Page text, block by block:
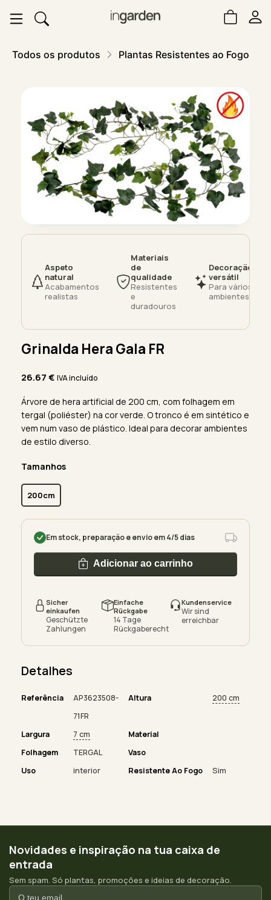
Todos os produtos Plantas Resistentes ao Fogo
Aspeto
natural
Acabamentos
realistas
Materiais
de
qualidade
Resistentes
e
duradouros
Decoração
versátil
Para vários
ambientes
Grinalda Hera Gala FR
26.67€ IVA incluído
Árvore de hera artificial de 200 cm, com folhagem em
tergal (poliéster) na cor verde. O tronco é em sintético e
vem num vaso de plástico. Ideal para decorar ambientes
de estilo diverso.
Tamanhos
200cm
Em stock, preparação e envio em 4/5 dias
Adicionar ao carrinho
Sicher
einkaufen
Geschützte
Zahlungen
Einfache
Rückgabe
14 Tage
Rückgaberecht
Kundenservice
Wir sind
erreichbar
Detalhes
Referência
AP3623508-
71FR
Altura 200 cm
Largura 7 cm
Material
Folhagem
TERGAL
Vaso
Uso
interior Resistente Ao Fogo Sim
Novidades e inspiração na tua caixa de
entrada
Sem spam. Só plantas, promoções e ideias de decoração.